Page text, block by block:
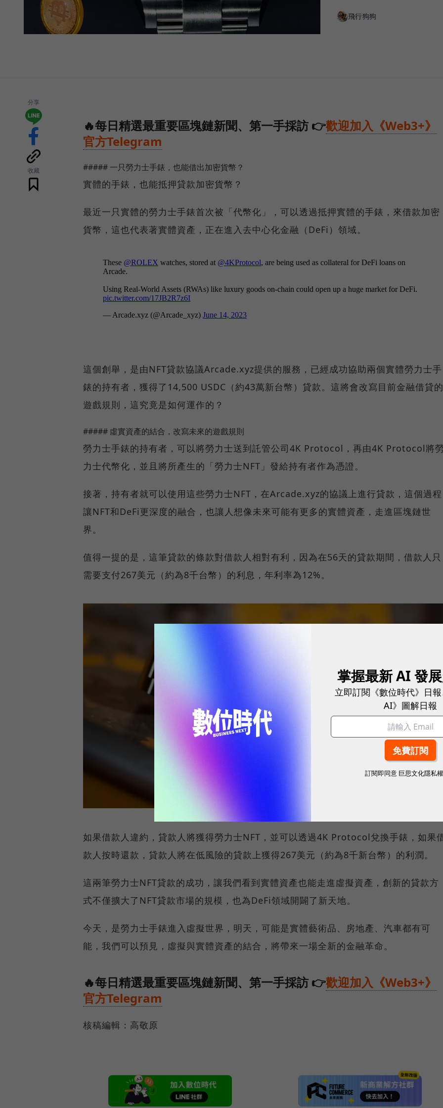
飛行狗狗
分享
收藏
🔥每日精選最重要區塊鏈新聞、第一手採訪 👉歡迎加入《Web3+》
官方Telegram
##### 一只勞力士手錶，也能借出加密貨幣？
實體的手錶，也能抵押貸款加密貨幣？
最近一只實體的勞力士手錶首次被「代幣化」，可以透過抵押實體的手錶，來借款加密
貨幣，這也代表著實體資產，正在進入去中心化金融（DeFi）領域。
這個創舉，是由NFT貸款協議Arcade.xyz提供的服務，已經成功協助兩個實體勞力士手
錶的持有者，獲得了14,500 USDC（約43萬新台幣）貸款。這將會改寫目前金融借貸的
遊戲規則，這究竟是如何運作的？
##### 虛實資產的結合，改寫未來的遊戲規則
勞力士手錶的持有者，可以將勞力士送到託管公司4K Protocol，再由4K Protocol將
力士代幣化，並且將所產生的「勞力士NFT」發給持有者作為憑證。
接著，持有者就可以使用這些勞力士NFT，在Arcade.xyz的協議上進行貸款，這個過程
讓NFT和DeFi更深度的融合，也讓人想像未來可能有更多的實體資產，走進區塊鏈世
界。
值得一提的是，這筆貸款的條款對借款人相對有利，因為在56天的貸款期間，借款人只
需要支付267美元（約為8千台幣）的利息，年利率為12%。
如果借款人違約，貸款人將獲得勞力士NFT，並可以透過4K Protocol兌換手錶，如果
款人按時還款，貸款人將在低風險的貸款上獲得267美元（約為8千新台幣）的利潤。
這兩筆勞力士NFT貸款的成功，讓我們看到實體資產也能走進虛擬資產，創新的貸款方
式不僅擴大了NFT貸款市場的規模，也為DeFi領域開闢了新天地。
今天，是勞力士手錶進入虛擬世界，明天，可能是實體藝術品、房地產、汽車都有可
能，我們可以預見，虛擬與實體資產的結合，將帶來一場全新的金融革命。
🔥每日精選最重要區塊鏈新聞、第一手採訪 👉歡迎加入《Web3+》
官方Telegram
核稿編輯：高敬原
掌握最新 AI 發
立即訂閱《數位時代》日
AI》圖解日報
訂閱即同意 巨思文化隱私